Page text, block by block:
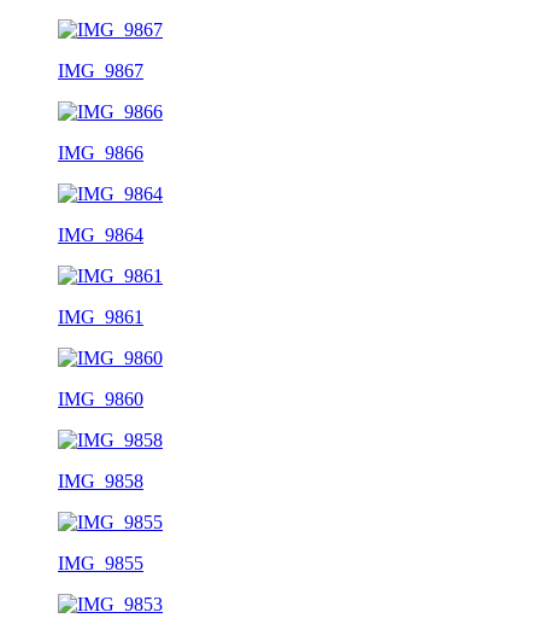
IMG_9867
IMG_9866
IMG_9864
IMG_9861
IMG_9860
IMG_9858
IMG_9855